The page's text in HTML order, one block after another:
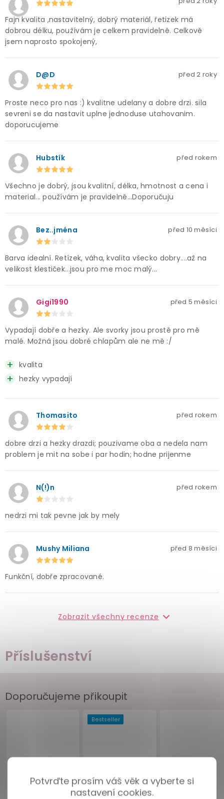
Potvrďte prosím váš věk a vyberte si
nastavení cookies.
Příslušenství
Fajn kvalita ,nastavitelný, dobrý materiál, řetizek má
dobrou délku, používám je celkem pravidelně. Celkově
jsem naprosto spokojený,
D@D před 2 roky
Proste neco pro nas :) kvalitne udelany a dobre drzi. sila
sevreni se da nastavit uplne jednoduse utahovanim.
doporucujeme
Hubstík před rokem
Všechno je dobrý, jsou kvalitní, délka, hmotnost a cena i
material... používám je pravidelně...Doporučuju
Bez..jména před 10 měsíci
Barva idealní. Retízek, váha, kvalita všecko dobry....až na
velikost klestiček...jsou pro me moc malý...
Gigi1990 před 5 měsíci
Vypadají dobře a hezky. Ale svorky jsou prostě pro mě
malé. Možná jsou dobré chlapům ale ne mě :/
kvalita
hezky vypadají
Thomasito před rokem
dobre drzi a hezky drazdi; pouzivame oba a nedela nam
problem je mit na sobe i par hodin; hodne prijenme
N(!)n před rokem
nedrzi mi tak pevne jak by mely
Mushy Miliana před 8 měsíci
Funkční, dobře zpracované.
Zobrazit všechny recenze
Doporučujeme přikoupit